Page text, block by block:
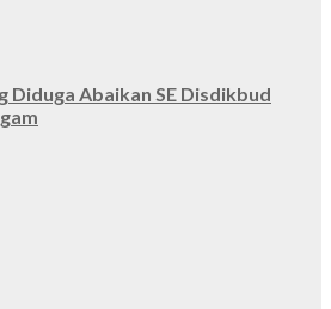
Diduga Abaikan SE Disdikbud